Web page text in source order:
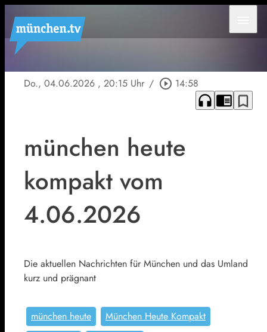
Do., 04.06.2026 , 20:15 Uhr / play_circle_outline 14:58
headphones chrome_reader_mode bookmark_border
münchen heute
kompakt vom
4.06.2026
Die aktuellen Nachrichten für München und das Umland
kurz und prägnant
münchen heute
München Heute Kompakt